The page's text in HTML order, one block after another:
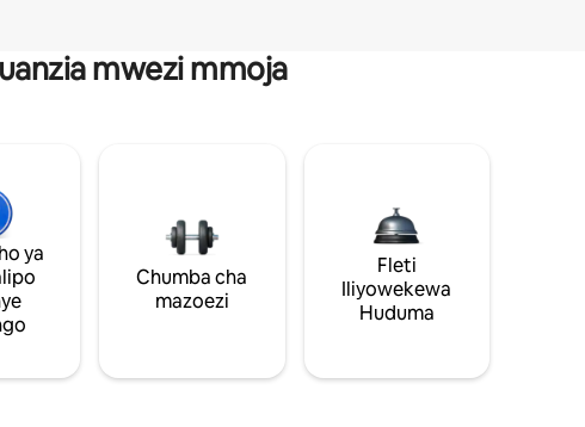
mwezi mmoja
ya
Chumba cha
mazoezi
Fleti
Iliyowekewa
Huduma